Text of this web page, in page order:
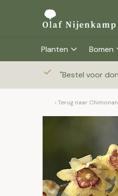
Planten Bomen
"Bestel voor
Terug naar